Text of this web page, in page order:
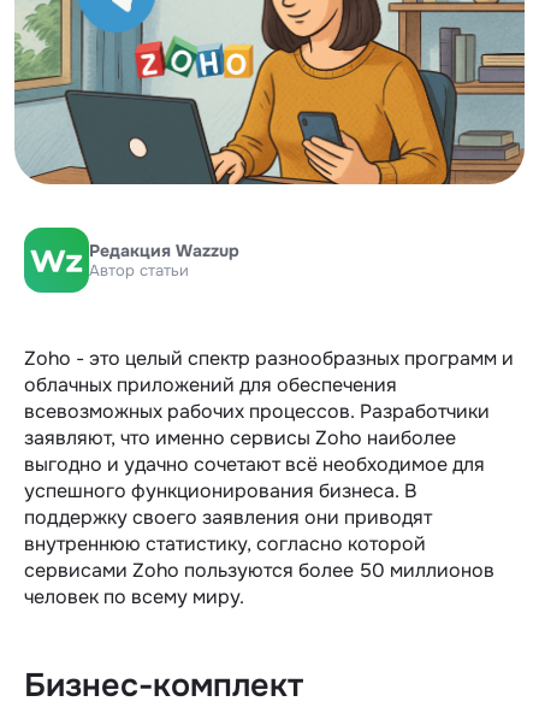
Редакция Wazzup
Автор статьи
Zoho - это целый спектр разнообразных программ и
облачных приложений для обеспечения
всевозможных рабочих процессов. Разработчики
заявляют, что именно сервисы Zoho наиболее
выгодно и удачно сочетают всё необходимое для
успешного функционирования бизнеса. В
поддержку своего заявления они приводят
внутреннюю статистику, согласно которой
сервисами Zoho пользуются более 50 миллионов
человек по всему миру.
Бизнес-комплект